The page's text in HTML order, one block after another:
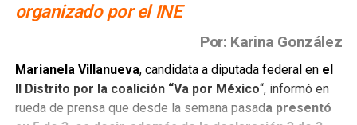
organizado por el INE
Por: Karina González
Marianela Villanueva, candidata a diputada federal en el
II Distrito por la coalición “Va por México“, informó en
rueda de prensa que desde la semana pasada presentó